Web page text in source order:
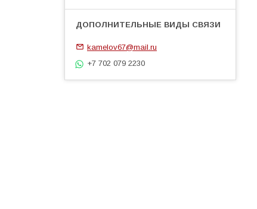
kamelov67@mail.ru
+7 702 079 2230